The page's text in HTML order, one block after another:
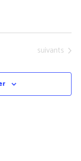
Évènements
suivants